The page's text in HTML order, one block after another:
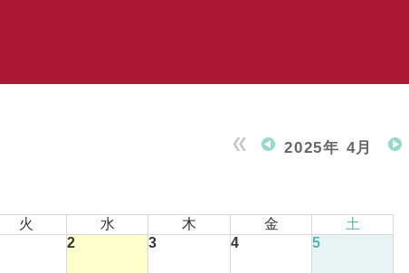
2025年 4月
火 水 木 金
土
2 3 4 5